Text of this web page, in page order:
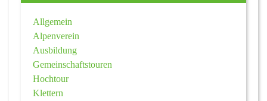
Allgemein
Alpenverein
Ausbildung
Gemeinschaftstouren
Hochtour
Klettern